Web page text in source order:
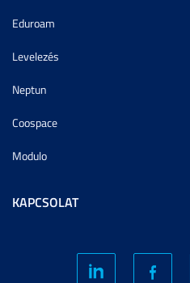
Eduroam
Levelezés
Neptun
Coospace
Modulo
KAPCSOLAT